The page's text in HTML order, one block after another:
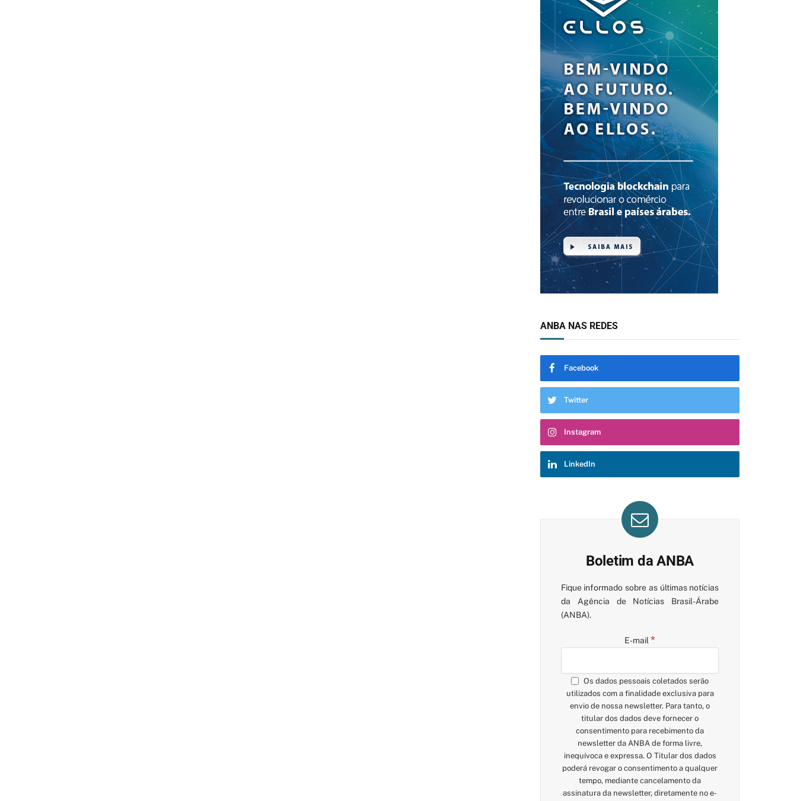
ANBA NAS REDES
Facebook
Twitter
Instagram
LinkedIn
Boletim da ANBA
Fique informado sobre as últimas notícias
da Agência de Notícias Brasil-Árabe
(ANBA).
E-mail *
Os dados pessoais coletados serão
utilizados com a finalidade exclusiva para
envio de nossa newsletter. Para tanto, o
titular dos dados deve fornecer o
consentimento para recebimento da
newsletter da ANBA de forma livre,
inequívoca e expressa. O Titular dos dados
poderá revogar o consentimento a qualquer
tempo, mediante cancelamento da
assinatura da newsletter, diretamente no e-